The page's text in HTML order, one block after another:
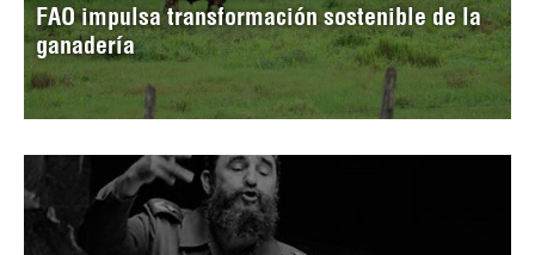
FAO impulsa transformación sostenible de la
ganadería